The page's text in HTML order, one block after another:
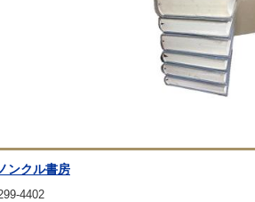
ンクル書房
4402